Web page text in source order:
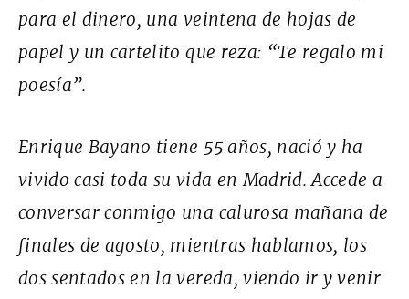
para el dinero, una veintena de hojas de
papel y un cartelito que reza: “Te regalo mi
poesía”.
Enrique Bayano tiene 55 años, nació y ha
vivido casi toda su vida en Madrid. Accede a
conversar conmigo una calurosa mañana de
finales de agosto, mientras hablamos, los
dos sentados en la vereda, viendo ir y venir